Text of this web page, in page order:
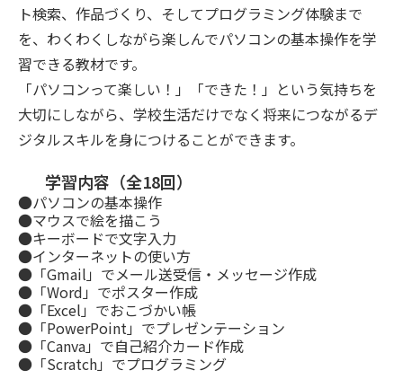
ト検索、作品づくり、そしてプログラミング体験まで
を、わくわくしながら楽しんでパソコンの基本操作を学
習できる教材です。
「パソコンって楽しい！」「できた！」という気持ちを
大切にしながら、学校生活だけでなく将来につながるデ
ジタルスキルを身につけることができます。
学習内容（全18回）
●パソコンの基本操作
●マウスで絵を描こう
●キーボードで文字入力
●インターネットの使い方
●「Gmail」でメール送受信・メッセージ作成
●「Word」でポスター作成
●「Excel」でおこづかい帳
●「PowerPoint」でプレゼンテーション
●「Canva」で自己紹介カード作成
●「Scratch」でプログラミング